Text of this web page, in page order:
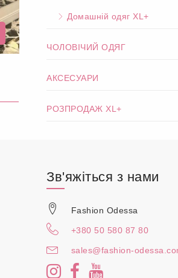
Домашній одяг XL+
ЧОЛОВІЧИЙ ОДЯГ
АКСЕСУАРИ
РОЗПРОДАЖ XL+
Зв'яжіться з нами
Fashion Odessa
+380 50 580 87 80
sales@fashion-